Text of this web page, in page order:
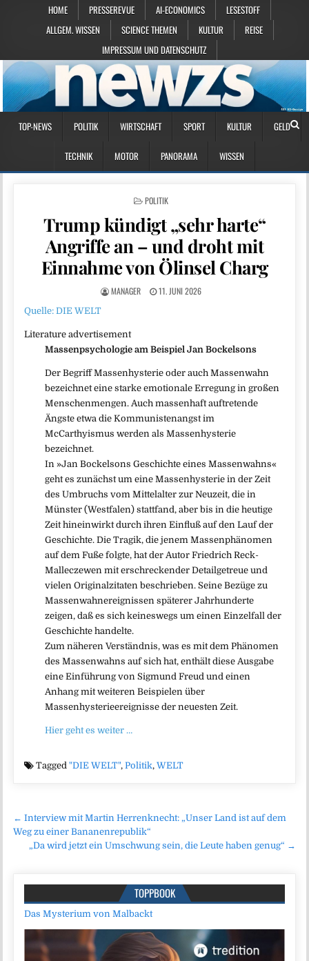
HOME PRESSEREVUE AI-ECONOMICS
LESESTOFF
ALLGEM. WISSEN
SCIENCE THEMEN KULTUR
REISE
IMPRESSUM UND DATENSCHUTZ
TOP-NEWS POLITIK WIRTSCHAFT SPORT KULTUR GELD
TECHNIK MOTOR PANORAMA WISSEN
POSTED IN
POLITIK
Trump kündigt „sehr harte“
Angriffe an – und droht mit
Einnahme von Ölinsel Charg
MANAGER 11. JUNI 2026
Quelle: DIE WELT
Literature advertisement
Massenpsychologie am Beispiel Jan Bockelsons
Der Begriff Massenhysterie oder auch Massenwahn
bezeichnet eine starke emotionale Erregung in großen
Menschenmengen. Auch massenhaft auftretende
Ängste etwa die Kommunistenangst im
McCarthyismus werden als Massenhysterie
bezeichnet.
In »Jan Bockelsons Geschichte eines Massenwahns«
geht es zunächst um eine Massenhysterie in der Zeit
des Umbruchs vom Mittelalter zur Neuzeit, die in
Münster (Westfalen) stattfand, aber bis in die heutige
Zeit hineinwirkt durch ihren Einfluß auf den Lauf der
Geschichte. Die Tragik, die jenem Massenphänomen
auf dem Fuße folgte, hat der Autor Friedrich Reck-
Malleczewen mit erschreckender Detailgetreue und
vielen Originalzitaten beschrieben. Seine Bezüge zu
Massenwahnereignissen späterer Jahrhunderte
zeigen, daß es sich keineswegs um einen Einzelfall der
Geschichte handelte.
Zum näheren Verständnis, was es mit dem Phänomen
des Massenwahns auf sich hat, enthält diese Ausgabe
eine Einführung von Sigmund Freud und einen
Anhang mit weiteren Beispielen über
Massenhysterieereignisse der neuesten Zeit.
Hier geht es weiter …
Tagged"DIE WELT",Politik,WELT
Beitragsnavigation
← Interview mit Martin Herrenknecht: „Unser Land ist auf dem
Weg zu einer Bananenrepublik“
„Da wird jetzt ein Umschwung sein, die Leute haben genug“ →
TOPPBOOK
Das Mysterium von Malbackt